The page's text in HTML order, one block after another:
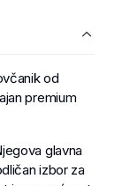
od
premium
glavna
izbor za